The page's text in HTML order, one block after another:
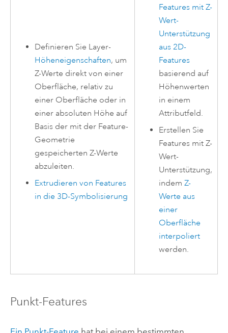
Definieren Sie Layer-
Höheneigenschaften, um
Z-Werte direkt von einer
Oberfläche, relativ zu
einer Oberfläche oder in
einer absoluten Höhe auf
Basis der mit der Feature-
Geometrie
gespeicherten Z-Werte
abzuleiten.
Extrudieren von Features
in die 3D-Symbolisierung
Features mit Z-
Wert-
Unterstützung
aus 2D-
Features
basierend auf
Höhenwerten
in einem
Attributfeld.
Erstellen Sie
Features mit Z-
Wert-
Unterstützung,
indemZ-
Werte aus
einer
Oberfläche
interpoliert
werden.
Punkt-Features